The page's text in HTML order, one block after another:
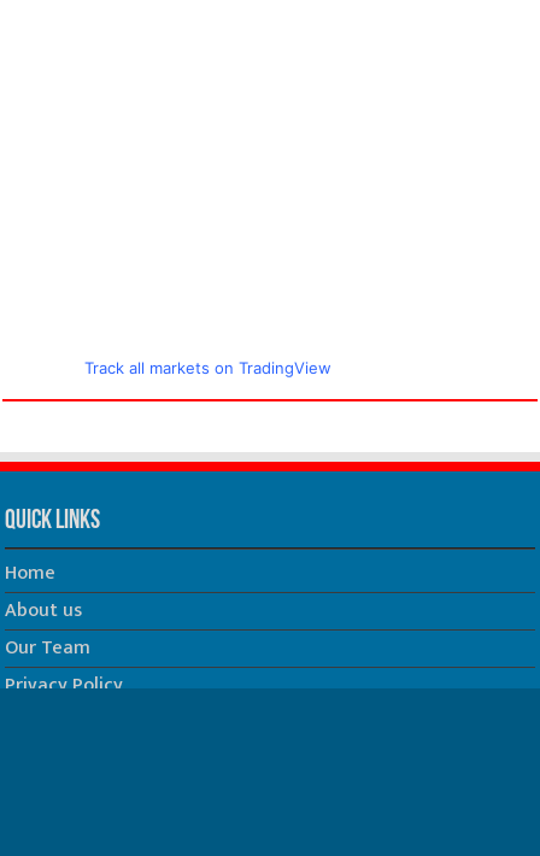
Track all markets on TradingView
Quick Links
Home
About us
Our Team
Privacy Policy